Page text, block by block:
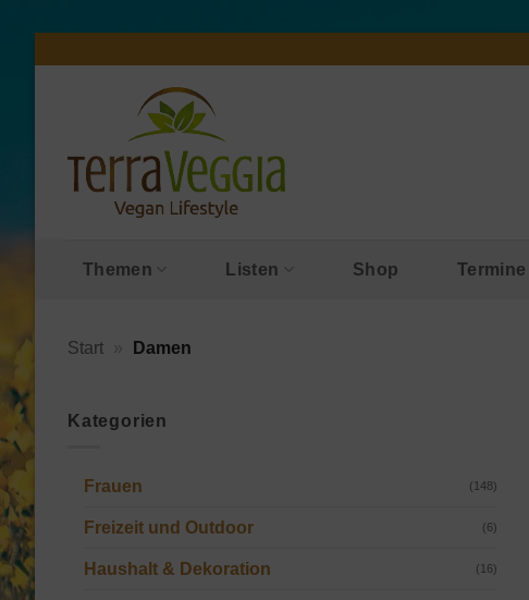
Themen Listen Shop Termine
Start Damen
Kategorien
Frauen (148)
Freizeit und Outdoor (6)
Haushalt & Dekoration (16)